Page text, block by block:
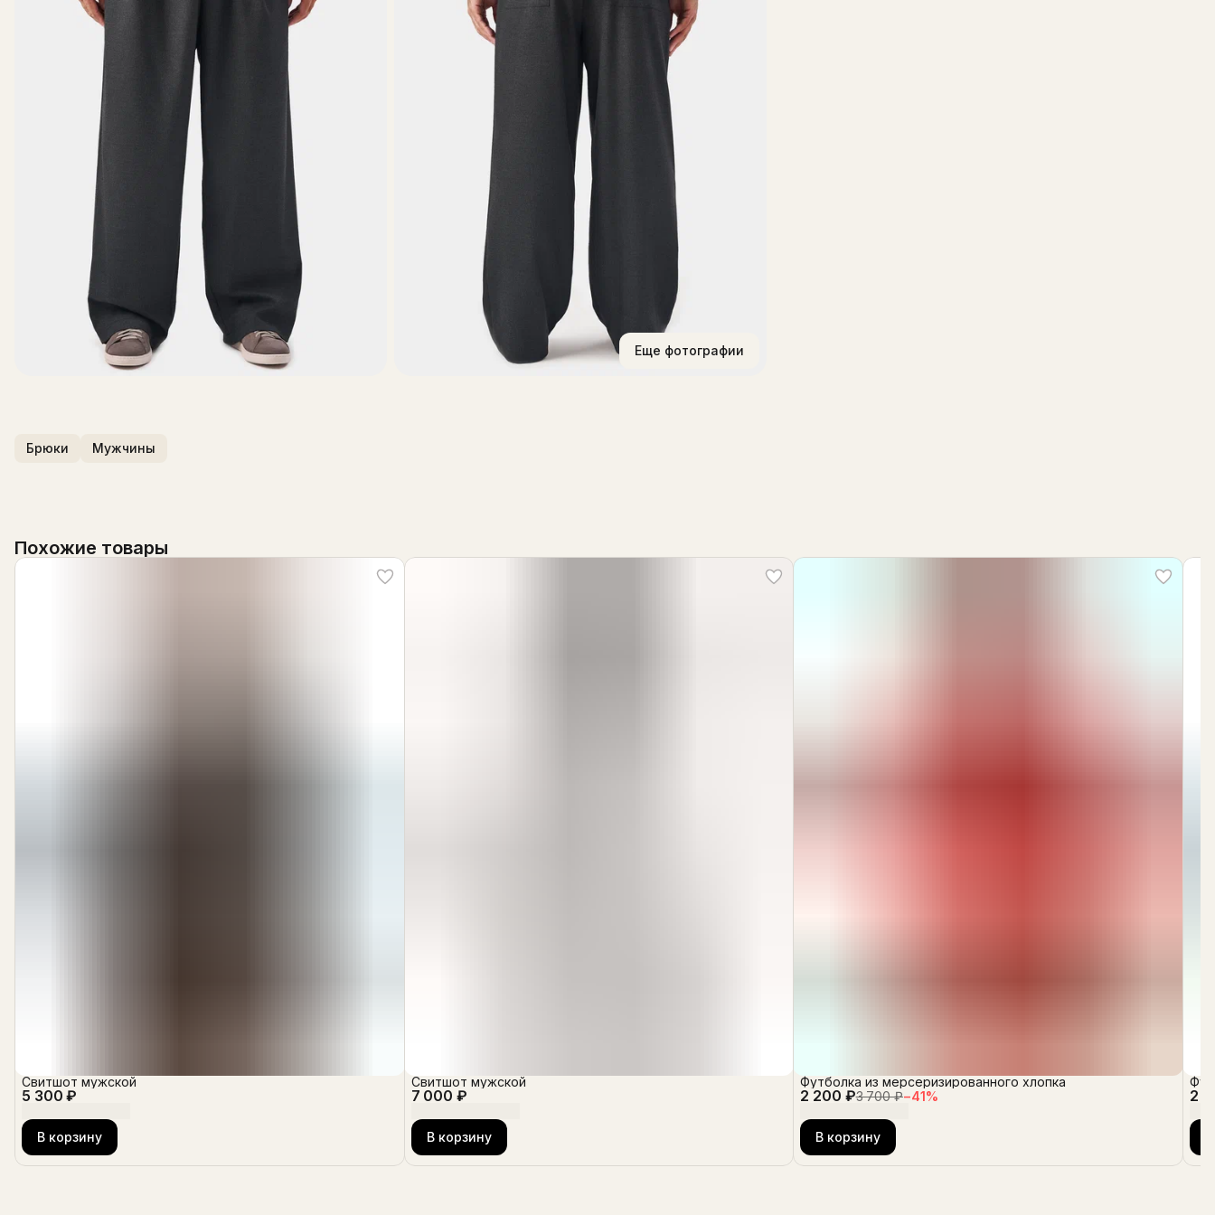
Еще фотографии
Брюки Мужчины
Похожие товары
5 300 ₽
Свитшот мужской
В корзину
7 000 ₽
Свитшот мужской
В корзину
2 200 ₽3 700 ₽−41%
Футболка из мерсеризированного хлопка
В корзину
2